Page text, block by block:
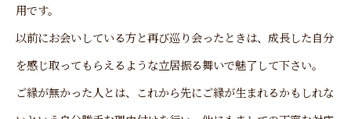
用です。
以前にお会いしている方と再び巡り会ったときは、成長した自分
を感じ取ってもらえるような立居振る舞いで魅了して下さい。
ご縁が無かった人とは、これから先にご縁が生まれるかもしれな